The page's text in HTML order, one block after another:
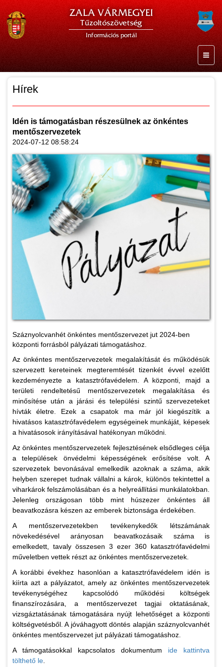
ZALA VÁRMEGYEI
Tűzoltószövetség
Információs portál
Hírek
Idén is támogatásban részesülnek az önkéntes
mentőszervezetek
2024-07-12 08:58:24
Száznyolcvanhét önkéntes mentőszervezet jut 2024-ben
központi forrásból pályázati támogatáshoz.
Az önkéntes mentőszervezetek megalakítását és működésük
szervezett kereteinek megteremtését tizenkét évvel ezelőtt
kezdeményezte a katasztrófavédelem. A központi, majd a
területi rendeltetésű mentőszervezetek megalakítása és
minősítése után a járási és települési szintű szervezeteket
hívták életre. Ezek a csapatok ma már jól kiegészítik a
hivatásos katasztrófavédelem egységeinek munkáját, képesek
a hivatásosok irányításával hatékonyan működni.
Az önkéntes mentőszervezetek fejlesztésének elsődleges célja
a települések önvédelmi képességének erősítése volt. A
szervezetek bevonásával emelkedik azoknak a száma, akik
helyben szerepet tudnak vállalni a károk, különös tekintettel a
viharkárok felszámolásában és a helyreállítási munkálatokban.
Jelenleg országosan több mint húszezer önkéntes áll
beavatkozásra készen az emberek biztonsága érdekében.
A mentőszervezetekben tevékenykedők létszámának
növekedésével arányosan beavatkozásaik száma is
emelkedett, tavaly összesen 3 ezer 360 katasztrófavédelmi
műveletben vettek részt az önkéntes mentőszervezetek.
A korábbi évekhez hasonlóan a katasztrófavédelem idén is
kiírta azt a pályázatot, amely az önkéntes mentőszervezetek
tevékenységéhez kapcsolódó működési költségek
finanszírozására, a mentőszervezet tagjai oktatásának,
vizsgáztatásának támogatására nyújt lehetőséget a központi
költségvetésből. A jóváhagyott döntés alapján száznyolcvanhét
önkéntes mentőszervezet jut pályázati támogatáshoz.
A támogatásokkal kapcsolatos dokumentum ide kattintva
tölthető le